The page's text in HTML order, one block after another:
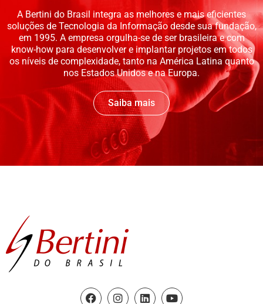
A Bertini do Brasil integra as melhores e mais eficientes
soluções de Tecnologia da Informação desde sua fundação,
em 1995. A empresa orgulha-se de ser brasileira e com
know-how para desenvolver e implantar projetos em todos
os níveis de complexidade, tanto na América Latina quanto
nos Estados Unidos e na Europa.
Saiba mais